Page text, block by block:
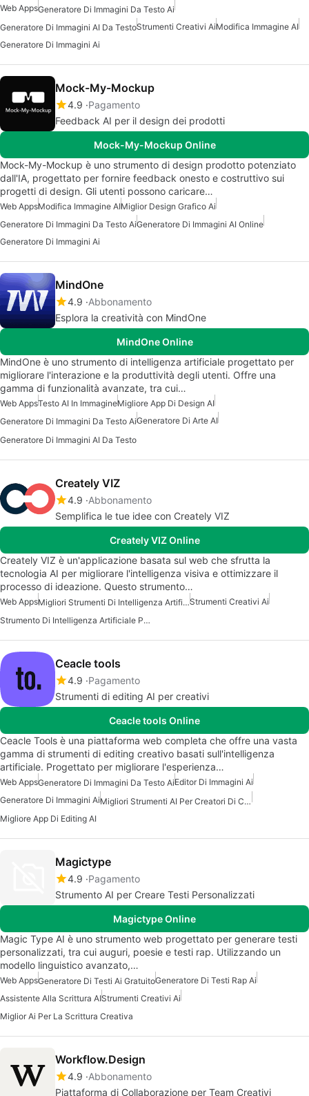
Web AppsGeneratore Di Immagini Da Testo Ai
Generatore Di Immagini AI Da TestoStrumenti Creativi AiModifica Immagine AI
Generatore Di Immagini Ai
Mock-My-Mockup
4.9 Pagamento
Feedback AI per il design dei prodotti
Mock-My-Mockup Online
Mock-My-Mockup è uno strumento di design prodotto potenziato
dall'IA, progettato per fornire feedback onesto e costruttivo sui
progetti di design. Gli utenti possono caricare…
Web AppsModifica Immagine AIMiglior Design Grafico Ai
Generatore Di Immagini Da Testo AiGeneratore Di Immagini AI Online
Generatore Di Immagini Ai
MindOne
4.9 Abbonamento
Esplora la creatività con MindOne
MindOne Online
MindOne è uno strumento di intelligenza artificiale progettato per
migliorare l'interazione e la produttività degli utenti. Offre una
gamma di funzionalità avanzate, tra cui…
Web AppsTesto AI In ImmagineMigliore App Di Design AI
Generatore Di Immagini Da Testo AiGeneratore Di Arte AI
Generatore Di Immagini AI Da Testo
Creately VIZ
4.9 Abbonamento
Semplifica le tue idee con Creately VIZ
Creately VIZ Online
Creately VIZ è un'applicazione basata sul web che sfrutta la
tecnologia AI per migliorare l'intelligenza visiva e ottimizzare il
processo di ideazione. Questo strumento…
Web Apps Migliori Strumenti Di Intelligenza Artificiale Per Il LavoroStrumenti Creativi Ai
Strumento Di Intelligenza Artificiale Per La Visualizzazione Dei Dati
Ceacle tools
4.9 Pagamento
Strumenti di editing AI per creativi
Ceacle tools Online
Ceacle Tools è una piattaforma web completa che offre una vasta
gamma di strumenti di editing creativo basati sull'intelligenza
artificiale. Progettato per migliorare l'esperienza…
Web AppsGeneratore Di Immagini Da Testo AiEditor Di Immagini Ai
Generatore Di Immagini Ai
Migliori Strumenti AI Per Creatori Di Contenuti
Migliore App Di Editing AI
Magictype
4.9 Pagamento
Strumento AI per Creare Testi Personalizzati
Magictype Online
Magic Type AI è uno strumento web progettato per generare testi
personalizzati, tra cui auguri, poesie e testi rap. Utilizzando un
modello linguistico avanzato,…
Web AppsGeneratore Di Testi Ai GratuitoGeneratore Di Testi Rap Ai
Assistente Alla Scrittura AIStrumenti Creativi Ai
Miglior Ai Per La Scrittura Creativa
Workflow.Design
4.9 Abbonamento
Piattaforma di Collaborazione per Team Creativi